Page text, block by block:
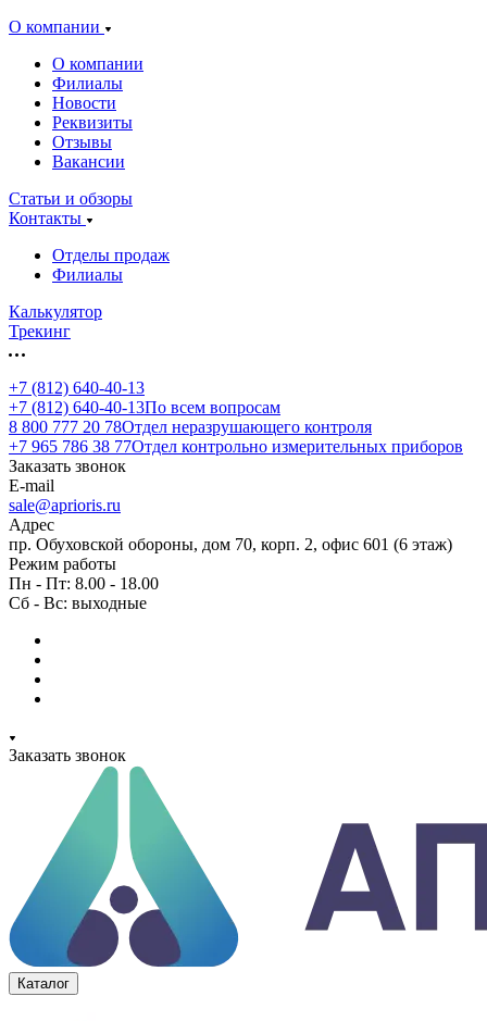
О компании
О компании
Филиалы
Новости
Реквизиты
Отзывы
Вакансии
Статьи и обзоры
Контакты
Отделы продаж
Филиалы
Калькулятор
Трекинг
+7 (812) 640-40-13
+7 (812) 640-40-13По всем вопросам
8 800 777 20 78Отдел неразрушающего контроля
+7 965 786 38 77Отдел контрольно измерительных приборов
Заказать звонок
E-mail
sale@aprioris.ru
Адрес
пр. Обуховской обороны, дом 70, корп. 2, офис 601 (6 этаж)
Режим работы
Пн - Пт: 8.00 - 18.00
Сб - Вс: выходные
Заказать звонок
Каталог